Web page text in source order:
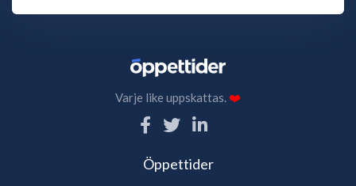
Varje like uppskattas.❤️
Öppettider